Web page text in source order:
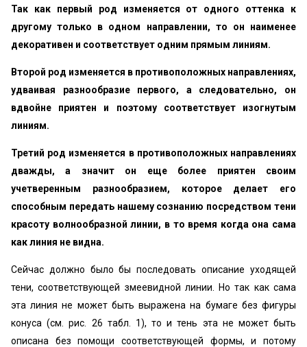
Так как первый род изменяется от одного оттенка к
другому только в одном направлении, то он наименее
декоративен и соответствует одним прямым линиям.
Второй род изменяется в противоположных направлениях,
удваивая разнообразие первого, а следовательно, он
вдвойне приятен и поэтому соответствует изогнутым
линиям.
Третий род изменяется в противоположных направлениях
дважды, а значит он еще более приятен своим
учетверенным разнообразием, которое делает его
способным передать нашему сознанию посредством тени
красоту волнообразной линии, в то время когда она сама
как линия не видна.
Сейчас должно было бы последовать описание уходящей
тени, соответствующей змеевидной линии. Но так как сама
эта линия не может быть выражена на бумаге без фигуры
конуса (см. рис. 26 табл. 1), то и тень эта не может быть
описана без помощи соответствующей формы, и потому